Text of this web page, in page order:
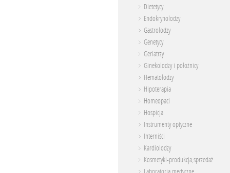
Dietetycy
Endokrynolodzy
Gastrolodzy
Genetycy
Geriatrzy
Ginekolodzy i położnicy
Hematolodzy
Hipoterapia
Homeopaci
Hospicja
Instrumenty optyczne
Interniści
Kardiolodzy
Kosmetyki-produkcja,sprzedaż